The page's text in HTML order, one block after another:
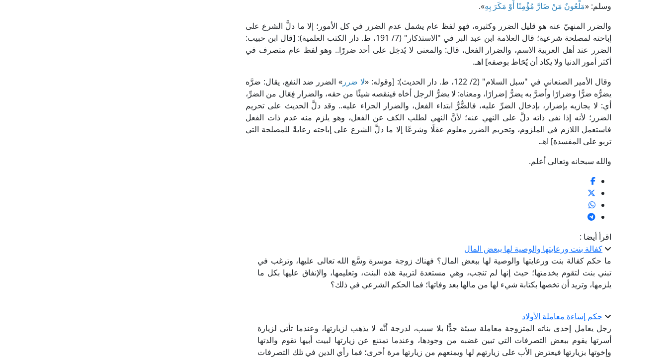
وسلم: «مَلْعُونٌ مَنْ ضَارَّ مُؤْمِنًا أَوْ مَكَرَ بِهِ».
والضرر المنهيّ عنه هو قليل الضرر وكثيره، فهو لفظ عام يشمل عدم الضرر في كل الأمور؛ إلا ما دلَّ الشرع على
إباحته لمصلحة شرعية؛ قال العلامة ابن عبد البر في "الاستذكار" (7/ 191، ط. دار الكتب العلمية): [قال ابن حبيب:
الضرر عند أهل العربية الاسم، والضرار الفعل، قال: والمعنى لا يُدخِل على أحد ضررًا.. وهو لفظ عام متصرف في
أكثر أمور الدنيا ولا يكاد أن يُحَاط بوصفه] اهـ.
وقال الأمير الصنعاني في "سبل السلام" (2/ 122، ط. دار الحديث): [وقوله: «
لا ضرر » الضرر ضد النفع، يقال: ضرَّه
يضرُّه ضرًّا وضرارًا وأضرَّ به يضرُّ إضرارًا، ومعناه: لا يضرُّ الرجل أخاه فينقصه شيئًا من حقه، والضرار فِعَال من الضرِّ،
أي: لا يجازيه بإضرار، بإدخال الضرِّ عليه، فالضُّرُّ ابتداء الفعل، والضرار الجزاء عليه.. وقد دلَّ الحديث على تحريم
الضرر؛ لأنه إذا نفى ذاته دلَّ على النهي عنه؛ لأنَّ النهي لطلب الكف عن الفعل، وهو يلزم منه عدم ذات الفعل
فاستعمل اللازم في الملزوم، وتحريم الضرر معلوم عقلًا وشرعًا إلا ما دلَّ الشرع على إباحته رعايةً للمصلحة التي
تربو على المفسدة] اهـ.
والله سبحانه وتعالى أعلم.
اقرأ أيضا :
كفالة بنت ورعايتها والوصية لها ببعض المال
ما حكم كفالة بنت ورعايتها والوصية لها ببعض المال؟ فهناك زوجة موسرة وسَّع الله تعالى عليها، وترغب في
تبني بنت لتقوم بخدمتها؛ حيث إنها لم تنجب، وهي مستعدة لتربية هذه البنت، وتعليمها، والإنفاق عليها بكل ما
يلزمها، وتريد أن تخصها بكتابة شيء لها من مالها بعد وفاتها؛ فما الحكم الشرعي في ذلك؟
حكم إساءة معاملة الأولاد
رجل يعامل إحدى بناته المتزوجة معاملة سيئة جدًّا بلا سبب، لدرجة أنَّه لا يذهب لزيارتها، وعندما تأتي لزيارة
أسرتها يقوم ببعض التصرفات التي تبين غضبه من وجودها، وعندما تمتنع عن زيارتها لبيت أبيها تقوم والدتها
وإخوتها بزيارتها فيعترض الأب على زيارتهم لها ويمنعهم من زيارتها مرة أخرى؛ فما رأي الدين في تلك التصرفات